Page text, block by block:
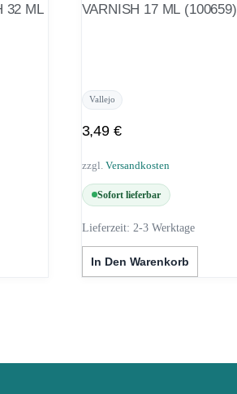
32 ML
VARNISH 17 ML (100659)
Vallejo
3,49 €
zzgl. Versandkosten
Sofort lieferbar
Lieferzeit: 2-3 Werktage
In Den Warenkorb